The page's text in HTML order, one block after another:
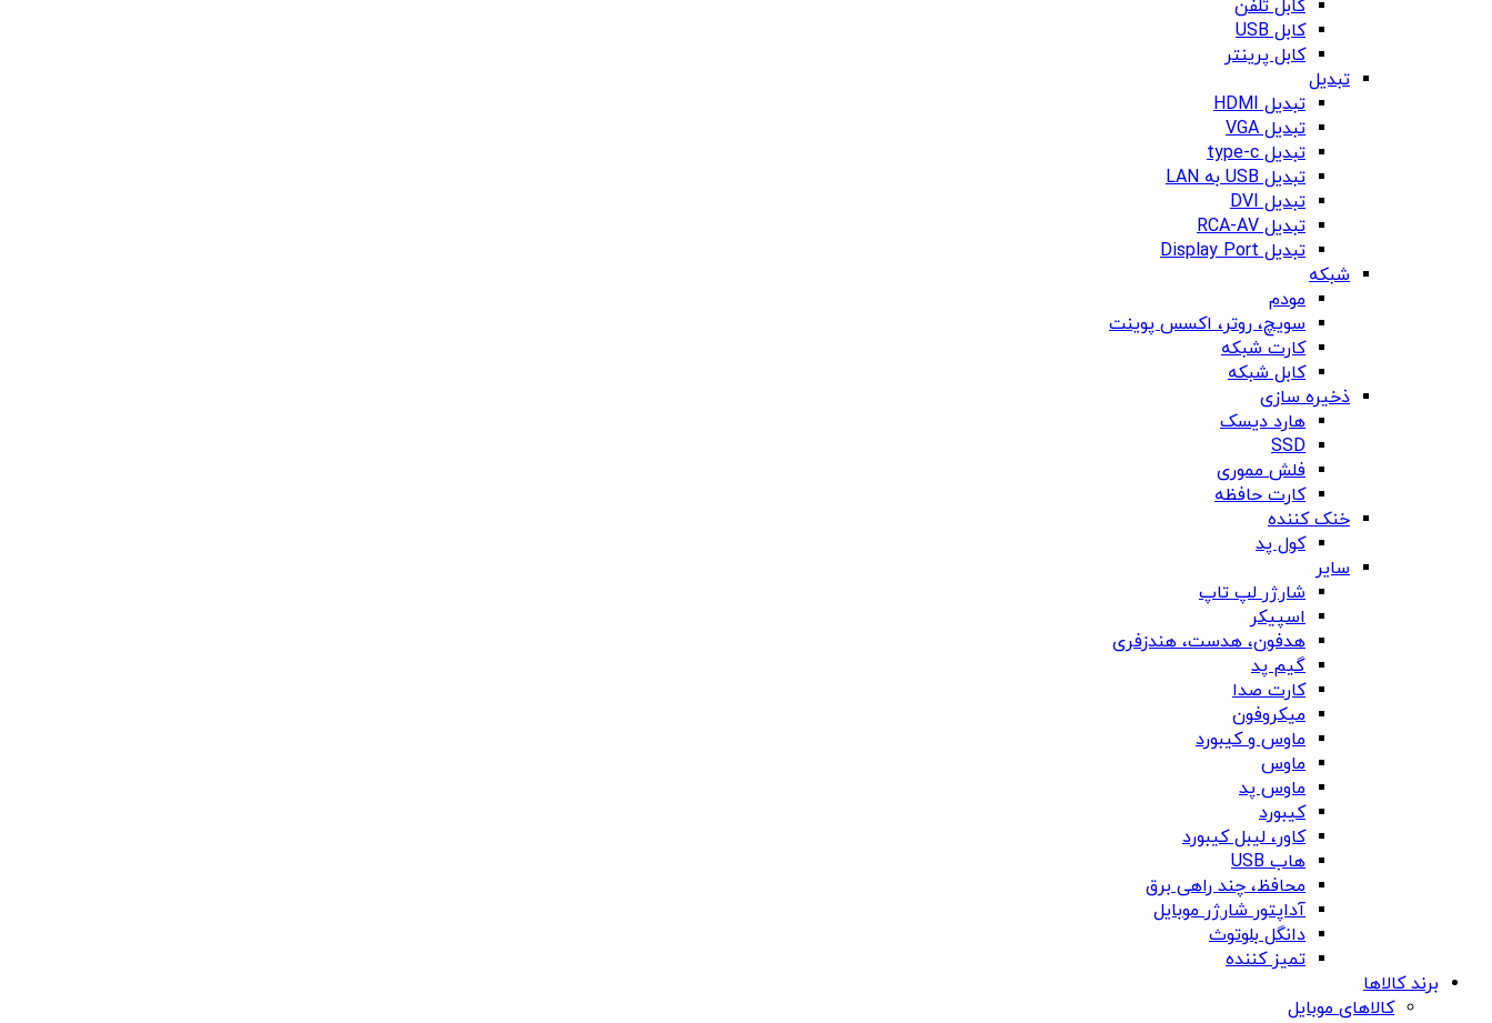
کابل تلفن
کابل USB
کابل پرینتر
تبدیل
تبدیل HDMI
تبدیل VGA
تبدیل type-c
تبدیل USB به LAN
تبدیل DVI
تبدیل RCA-AV
تبدیل Display Port
شبکه
مودم
سویچ، روتر، اکسس پوینت
کارت شبکه
کابل شبکه
ذخیره سازی
هارد دیسک
SSD
فلش مموری
کارت حافظه
خنک کننده
کول پد
سایر
شارژر لپ تاپ
اسپیکر
هدفون، هدست، هندزفری
گیم پد
کارت صدا
میکروفون
ماوس و کیبورد
ماوس
ماوس پد
کیبورد
کاور، لیبل کیبورد
هاب USB
محافظ، چند راهی برق
آداپتور شارژر موبایل
دانگل بلوتوث
تمیز کننده
برند کالاها
کالاهای موبایل